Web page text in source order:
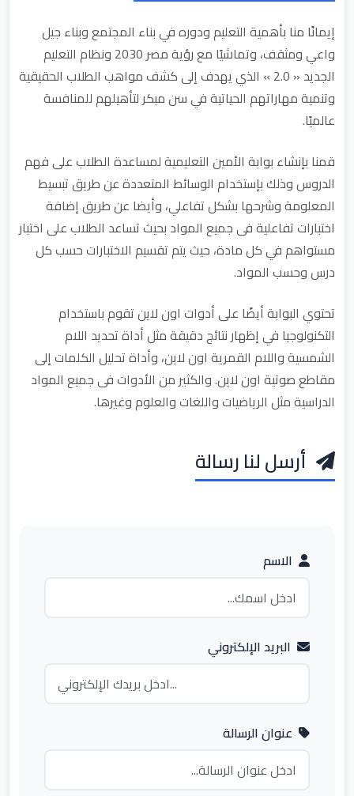
إيمانًا منا بأهمية التعليم ودوره في بناء المجتمع وبناء جيل
واعي ومثقف، وتماشيًا مع رؤية مصر 2030 ونظام التعليم
الجديد « 2.0 » الذي يهدف إلى كشف مواهب الطلاب الحقيقية
وتنمية مهاراتهم الحياتية في سن مبكر لتأهيلهم للمنافسة
عالميًا.
قمنا بإنشاء بوابة الأمين التعليمية لمساعدة الطلاب على فهم
الدروس وذلك بإستخدام الوسائط المتعددة عن طريق تبسيط
المعلومة وشرحها بشكل تفاعلي، وأيضا عن طريق إضافة
اختبارات تفاعلية فى جميع المواد بحيث تساعد الطلاب على اختبار
مستواهم في كل مادة، حيث يتم تقسيم الاختبارات حسب كل
درس وحسب المواد.
تحتوي البوابة أيضًا على أدوات اون لاين تقوم باستخدام
التكنولوجيا في إظهار نتائج دقيقة مثل أداة تحديد اللام
الشمسية واللام القمرية اون لاين، وأداة تحليل الكلمات إلى
مقاطع صوتية اون لاين. والكثير من الأدوات فى جميع المواد
الدراسية مثل الرياضيات واللغات والعلوم وغيرها.
أرسل لنا رسالة
الاسم
البريد الإلكتروني
عنوان الرسالة